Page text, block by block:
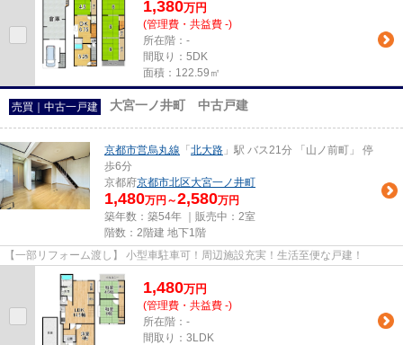
1,380万円
(管理費・共益費 -)
所在階：-
間取り：5DK
面積：122.59㎡
売買｜中古一戸建 大宮一ノ井町 中古戸建
京都市営烏丸線 「 北大路 」駅 バス21分 「山ノ前町」 停
歩6分
京都府京都市北区大宮一ノ井町
1,480万円～2,580万円
築年数：築54年 ｜販売中： 2室
階数：2階建 地下1階
【一部リフォーム渡し】 小型車駐車可！周辺施設充実！生活至便な戸建！
1,480万円
(管理費・共益費 -)
所在階：-
間取り：3LDK